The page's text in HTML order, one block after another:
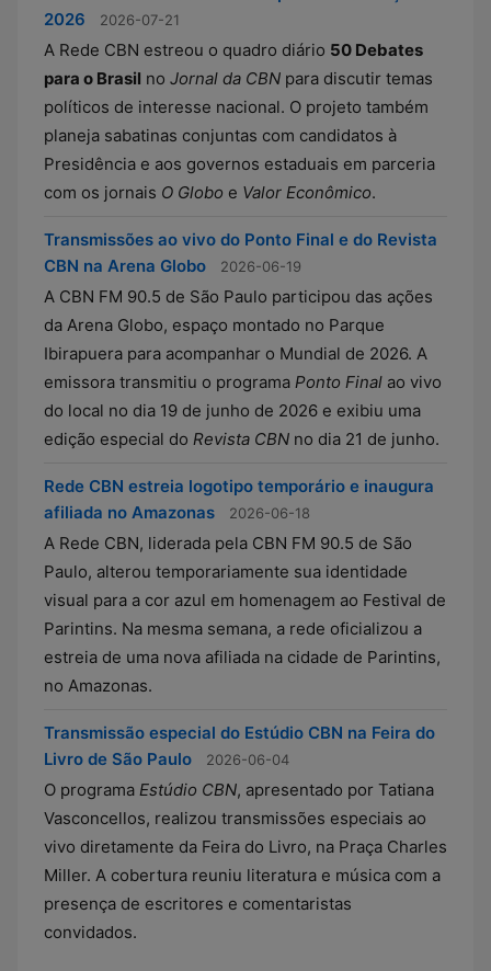
2026
2026-07-21
A Rede CBN estreou o quadro diário 50 Debates
para o Brasil no Jornal da CBN para discutir temas
políticos de interesse nacional. O projeto também
planeja sabatinas conjuntas com candidatos à
Presidência e aos governos estaduais em parceria
com os jornais O Globo e Valor Econômico.
Transmissões ao vivo do Ponto Final e do Revista
CBN na Arena Globo
2026-06-19
A CBN FM 90.5 de São Paulo participou das ações
da Arena Globo, espaço montado no Parque
Ibirapuera para acompanhar o Mundial de 2026. A
emissora transmitiu o programa Ponto Final ao vivo
do local no dia 19 de junho de 2026 e exibiu uma
edição especial do Revista CBN no dia 21 de junho.
Rede CBN estreia logotipo temporário e inaugura
afiliada no Amazonas
2026-06-18
A Rede CBN, liderada pela CBN FM 90.5 de São
Paulo, alterou temporariamente sua identidade
visual para a cor azul em homenagem ao Festival de
Parintins. Na mesma semana, a rede oficializou a
estreia de uma nova afiliada na cidade de Parintins,
no Amazonas.
Transmissão especial do Estúdio CBN na Feira do
Livro de São Paulo
2026-06-04
O programa Estúdio CBN, apresentado por Tatiana
Vasconcellos, realizou transmissões especiais ao
vivo diretamente da Feira do Livro, na Praça Charles
Miller. A cobertura reuniu literatura e música com a
presença de escritores e comentaristas
convidados.